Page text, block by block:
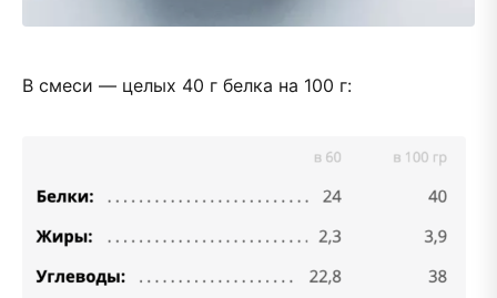
В смеси — целых 40 г белка на 100 г: